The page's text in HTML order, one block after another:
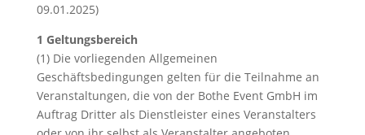
09.01.2025)
1 Geltungsbereich
(1) Die vorliegenden Allgemeinen
Geschäftsbedingungen gelten für die Teilnahme an
Veranstaltungen, die von der Bothe Event GmbH im
Auftrag Dritter als Dienstleister eines Veranstalters